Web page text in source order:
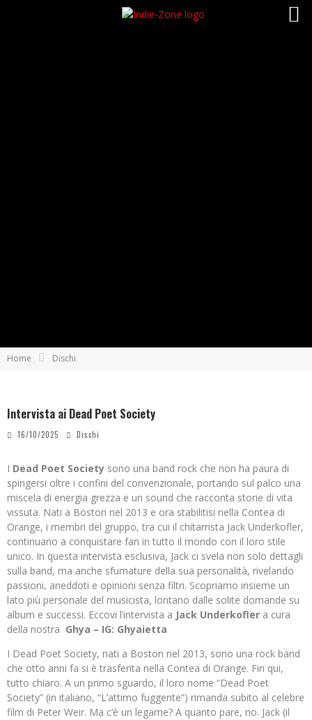
Home Dischi
Intervista ai Dead Poet Society
16/10/2025 Dischi
I Dead Poet Society sono una band rock che non ha paura di
spingersi oltre i confini del convenzionale, portando sul palco una
miscela di energia grezza e un sound che racconta storie di vita
vissuta. Nati a Boston nel 2013 e ora stabilitisi nella Contea di
Orange, i membri del gruppo, tra cui il chitarrista Jack Underkofler,
continuano a conquistare fan in tutto il mondo con il loro stile
unico. In questa intervista esclusiva, Jack ci svela non solo dettagli
sulla band, ma anche sfumature della sua personalità, rivelando
passioni, aneddoti e opinioni senza filtri. Scopriamo insieme un
lato più personale del musicista, lontano dalle solite domande su
album e successi. Eccovi l’intervista a Jack Underkofler a cura
della nostra Ghya – IG: Ghyaietta
I Dead Poet Society, nati a Boston nel 2013, sono una rock band
che otto anni fa si è trasferita nella Contea di Orange. Fin qui,
tutto chiaro. A un primo sguardo, il loro nome “Dead Poet
Society” (in italiano, “L’attimo fuggente”) rimanda subito al celebre
film di Peter Weir. Ma c’è un legame? A quanto pare, no. Jack (il